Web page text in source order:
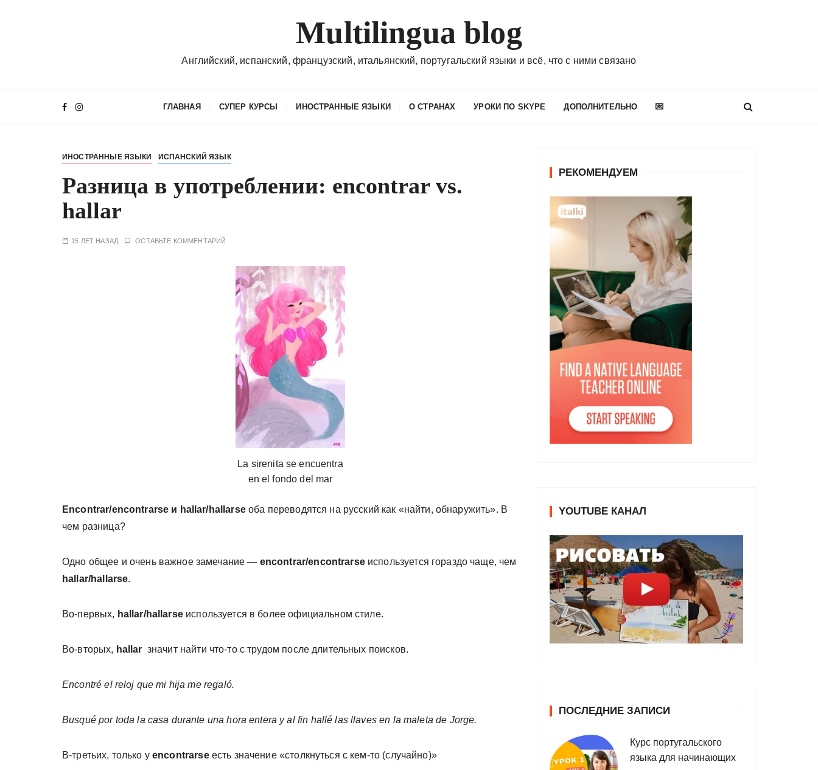
Multilingua blog
Английский, испанский, французский, итальянский, португальский языки и всё, что с ними связано
ГЛАВНАЯ СУПЕР КУРСЫ ИНОСТРАННЫЕ ЯЗЫКИ О СТРАНАХ УРОКИ ПО SKYPE ДОПОЛНИТЕЛЬНО 💌
ИНОСТРАННЫЕ ЯЗЫКИ ИСПАНСКИЙ ЯЗЫК
Разница в употреблении: encontrar vs.
hallar
15 ЛЕТ НАЗАД ОСТАВЬТЕ КОММЕНТАРИЙ
La sirenita se encuentra
en el fondo del mar
Encontrar/encontrarse и hallar/hallarseоба переводятся на русский как «найти, обнаружить». В
чем разница?
Одно общее и очень важное замечание — encontrar/encontrarseиспользуется гораздо чаще, чем
hallar/hallarse.
Во-первых, hallar/hallarseиспользуется в более официальном стиле.
Во-вторых, hallar значит найти что-то с трудом после длительных поисков.
Encontré el reloj que mi hija me regaló.
Busqué por toda la casa durante una hora entera y al fin hallé las llaves en la maleta de Jorge.
В-третьих, только у encontrarseесть значение «столкнуться с кем-то (случайно)»
РЕКОМЕНДУЕМ
YOUTUBE КАНАЛ
ПОСЛЕДНИЕ ЗАПИСИ
Курс португальского
языка для начинающих